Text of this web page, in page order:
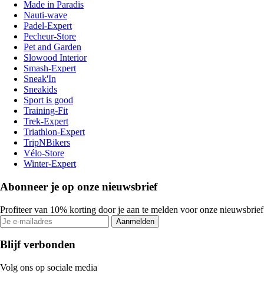
Made in Paradis
Nauti-wave
Padel-Expert
Pecheur-Store
Pet and Garden
Slowood Interior
Smash-Expert
Sneak'In
Sneakids
Sport is good
Training-Fit
Trek-Expert
Triathlon-Expert
TripNBikers
Vélo-Store
Winter-Expert
Abonneer je op onze nieuwsbrief
Profiteer van 10% korting door je aan te melden voor onze nieuwsbrief
Aanmelden
Blijf verbonden
Volg ons op sociale media